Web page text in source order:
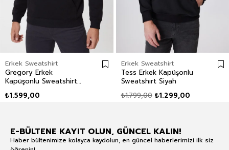
Erkek Sweatshirt
Gregory Erkek
Kapüşonlu Sweatshirt
₺1.599,00
Erkek Sweatshirt
Tess Erkek Kapüşonlu
Sweatshırt Siyah
₺1.299,00
₺1.799,00
E-BÜLTENE KAYIT OLUN, GÜNCEL KALIN!
Haber bültenimize kolayca kaydolun, en güncel haberlerimizi ilk siz